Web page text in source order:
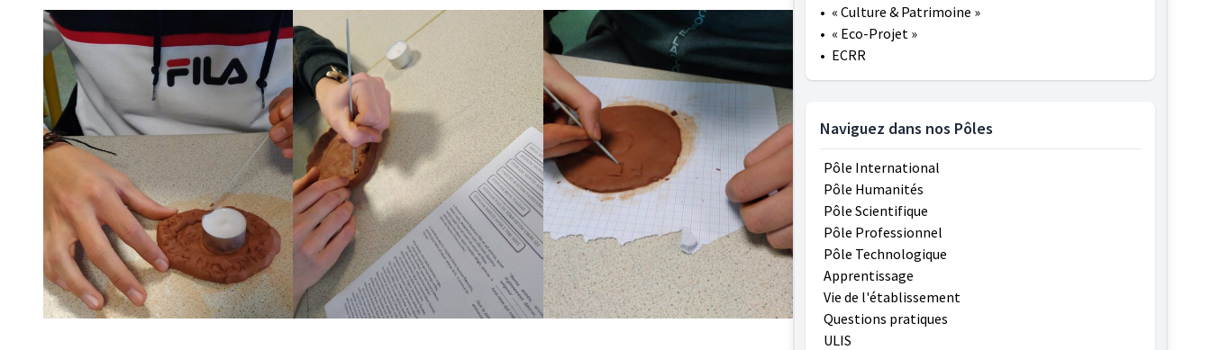
• « Culture & Patrimoine »
• « Eco-Projet »
• ECRR
Naviguez dans nos Pôles
Pôle International
Pôle Humanités
Pôle Scientifique
Pôle Professionnel
Pôle Technologique
Apprentissage
Vie de l'établissement
Questions pratiques
ULIS